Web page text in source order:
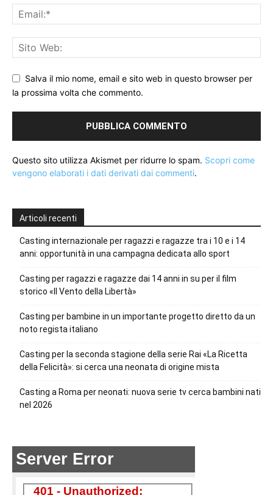
Salva il mio nome, email e sito web in questo browser per
la prossima volta che commento.
Questo sito utilizza Akismet per ridurre lo spam. Scopri come
vengono elaborati i dati derivati dai commenti.
Articoli recenti
Casting internazionale per ragazzi e ragazze tra i 10 e i 14
anni: opportunità in una campagna dedicata allo sport
Casting per ragazzi e ragazze dai 14 anni in su per il film
storico «Il Vento della Libertà»
Casting per bambine in un importante progetto diretto da un
noto regista italiano
Casting per la seconda stagione della serie Rai «La Ricetta
della Felicità»: si cerca una neonata di origine mista
Casting a Roma per neonati: nuova serie tv cerca bambini nati
nel 2026